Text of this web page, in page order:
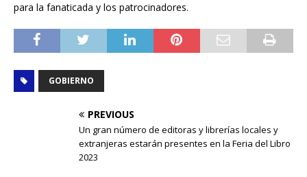
para la fanaticada y los patrocinadores.
GOBIERNO
PREVIOUS
Un gran número de editoras y librerías locales y
extranjeras estarán presentes en la Feria del Libro
2023